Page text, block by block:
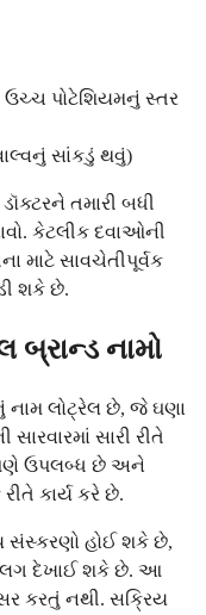
પોટેશિયમનું સ્તર
સાંકડું થવું)
તમારી બધી
કેટલીક દવાઓની
માટે સાવચેતીપૂર્વક
શકે છે.
નામો
નામ લોટ્રેલ છે, જે ઘણા
સારી રીતે
ઉપલબ્ધ છે અને
કાર્ય કરે છે.
સંસ્કરણો હોઈ શકે છે,
દેખાઈ શકે છે. આ
કરતું નથી. સક્રિય